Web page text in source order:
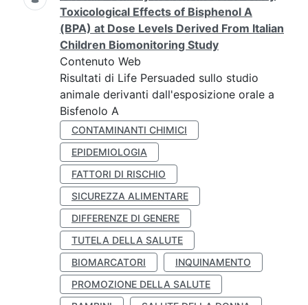
Toxicological Effects of Bisphenol A
(BPA) at Dose Levels Derived From Italian
Children Biomonitoring Study
Contenuto Web
Risultati di Life Persuaded sullo studio
animale derivanti dall'esposizione orale a
Bisfenolo A
CONTAMINANTI CHIMICI
EPIDEMIOLOGIA
FATTORI DI RISCHIO
SICUREZZA ALIMENTARE
DIFFERENZE DI GENERE
TUTELA DELLA SALUTE
BIOMARCATORI
INQUINAMENTO
PROMOZIONE DELLA SALUTE